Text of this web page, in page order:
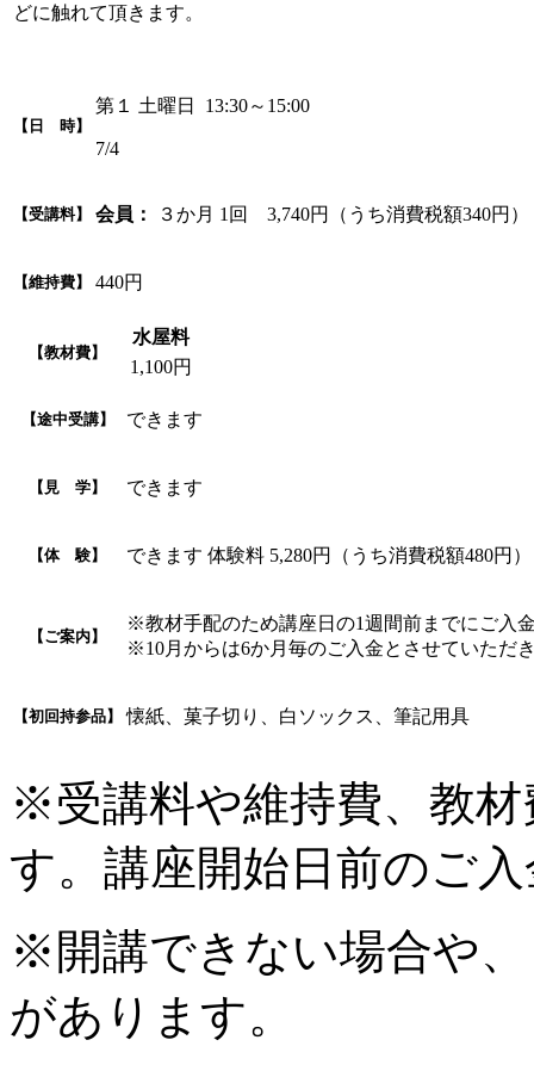
どに触れて頂きます。
【日 時】
第１ 土曜日 13:30～15:00
7/4
【受講料】 会員： ３か月 1回 3,740円（うち消費税額340円）
【維持費】 440円
【教材費】
水屋料
1,100円
【途中受講】 できます
【見 学】 できます
【体 験】 できます 体験料 5,280円（うち消費税額480
【ご案内】
※教材手配のため講座日の1週間前までにご入
※10月からは6か月毎のご入金とさせていただ
【初回持参品】 懐紙、菓子切り、白ソックス、筆記用具
※受講料や維持費、教
す。講座開始日前のご
※開講できない場合や
があります。